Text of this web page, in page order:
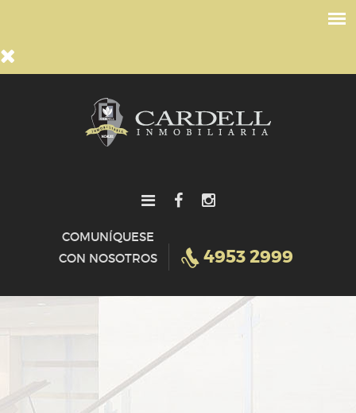
COMUNÍQUESE
CON NOSOTROS
4953 2999
NOSOTROS